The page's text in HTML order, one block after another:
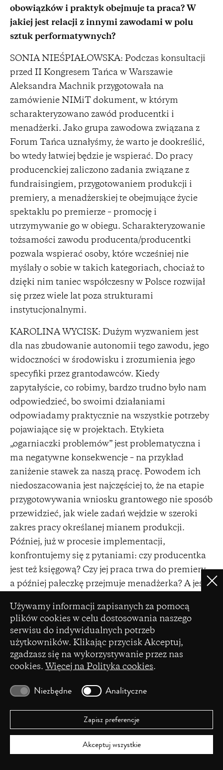
Ustawienia plików cookie
Używamy informacji zapisanych za pomocą
plików cookies w celu dostosowania naszego
serwisu do indywidualnych potrzeb
użytkowników. Klikając przycisk Akceptuj,
zgadzasz się na wykorzystywanie przez nas
cookies. Więcej na Polityka cookies.
Niezbędne Analityczne
Zapisz preferencje
Akceptuj wszystkie
obowiązków i praktyk obejmuje ta praca? W
jakiej jest relacji z innymi zawodami w polu
sztuk performatywnych?
SONIA NIEŚPIAŁOWSKA: Podczas konsultacji
przed II Kongresem Tańca w Warszawie
Aleksandra Machnik przygotowała na
zamówienie NIMiT dokument, w którym
scharakteryzowano zawód producentki i
menadżerki. Jako grupa zawodowa związana z
Forum Tańca uznałyśmy, że warto je dookreślić,
bo wtedy łatwiej będzie je wspierać. Do pracy
producenckiej zaliczono zadania związane z
fundraisingiem, przygotowaniem produkcji i
premiery, a menadżerskiej te obejmujące życie
spektaklu po premierze – promocję i
utrzymywanie go w obiegu. Scharakteryzowanie
tożsamości zawodu producenta/producentki
pozwala wspierać osoby, które wcześniej nie
myślały o sobie w takich kategoriach, chociaż to
dzięki nim taniec współczesny w Polsce rozwijał
się przez wiele lat poza strukturami
instytucjonalnymi.
KAROLINA WYCISK: Dużym wyzwaniem jest
dla nas zbudowanie autonomii tego zawodu, jego
widoczności w środowisku i zrozumienia jego
specyfiki przez grantodawców. Kiedy
zapytałyście, co robimy, bardzo trudno było nam
odpowiedzieć, bo swoimi działaniami
odpowiadamy praktycznie na wszystkie potrzeby
pojawiające się w projektach. Etykieta
„ogarniaczki problemów” jest problematyczna i
ma negatywne konsekwencje – na przykład
zaniżenie stawek za naszą pracę. Powodem ich
niedoszacowania jest najczęściej to, że na etapie
przygotowywania wniosku grantowego nie sposób
przewidzieć, jak wiele zadań wejdzie w szeroki
zakres pracy określanej mianem produkcji.
Później, już w procesie implementacji,
konfrontujemy się z pytaniami: czy producentka
jest też księgową? Czy jej praca trwa do premiery,
a później pałeczkę przejmuje menadżerka? A jeśli
jakie wtedy obowiązują ją zakresy pracy? Nasza
autodefinicja zawodowa kształtuje się też pod
wpływem rozmów z osobami będącymi częścią
różnych sieci producenckich, do których
dołączyłyśmy lub które obserwujemy, oprócz
międzynarodowej sieci PAMPA (Producers,
Agents, and Managers in Performing Arts).
Obecnie powstaje dużo grup zrzeszających osoby z
uświadamia sobie potrzebę wspólnego działania,